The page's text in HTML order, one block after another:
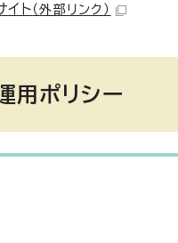
ト （外部リンク）
ポリシー